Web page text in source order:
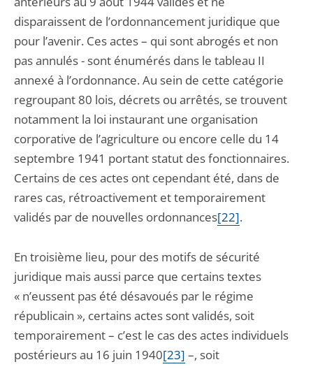
disparaissent de l’ordonnancement juridique que
pour l’avenir. Ces actes – qui sont abrogés et non
pas annulés - sont énumérés dans le tableau II
annexé à l’ordonnance. Au sein de cette catégorie
regroupant 80 lois, décrets ou arrêtés, se trouvent
notamment la loi instaurant une organisation
corporative de l’agriculture ou encore celle du 14
septembre 1941 portant statut des fonctionnaires.
Certains de ces actes ont cependant été, dans de
rares cas, rétroactivement et temporairement
validés par de nouvelles ordonnances[22].
En troisième lieu, pour des motifs de sécurité
juridique mais aussi parce que certains textes
« n’eussent pas été désavoués par le régime
républicain », certains actes sont validés, soit
temporairement – c’est le cas des actes individuels
postérieurs au 16 juin 1940[23] –, soit